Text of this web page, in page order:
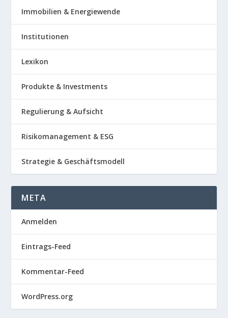
Immobilien & Energiewende
Institutionen
Lexikon
Produkte & Investments
Regulierung & Aufsicht
Risikomanagement & ESG
Strategie & Geschäftsmodell
META
Anmelden
Eintrags-Feed
Kommentar-Feed
WordPress.org